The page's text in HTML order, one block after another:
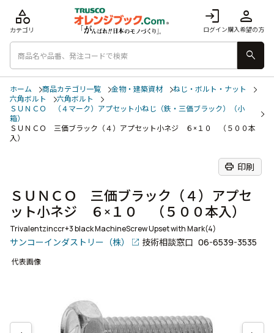
login
ログイン
person
購入希望の方
category
カテゴリ
search
ホーム 商品カテゴリ一覧 金物・建築資材
ねじ・ボルト・ナット
六角ボルト
六角ボルト
ＳＵＮＣＯ （４マーク）アプセット小ねじ（鉄・三価ブラック）（小
箱）
ＳＵＮＣＯ 三価ブラック（４）アプセット小ネジ ６×１０ （５００本
入）
print 印刷
ＳＵＮＣＯ 三価ブラック（４）アプセ
ット小ネジ ６×１０ （５００本入）
Trivalentzinccr+3 black MachineScrew Upset with Mark(4)
サンコーインダストリー（株） 技術相談窓口 06-6539-3535
代表画像